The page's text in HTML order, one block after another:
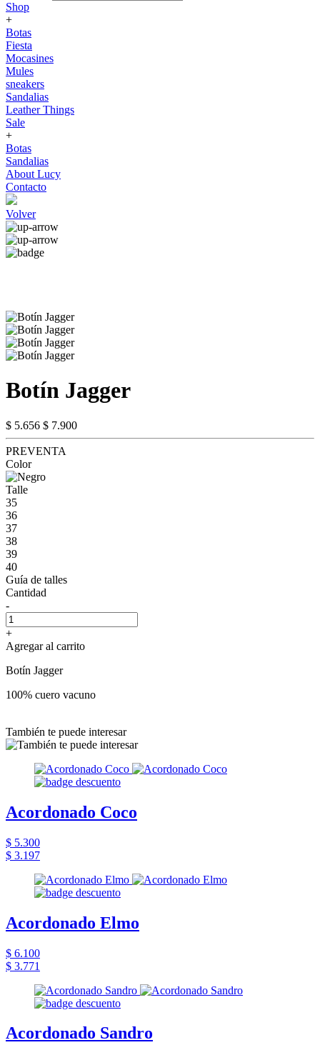
Shop
+
Botas
Fiesta
Mocasines
Mules
sneakers
Sandalias
Leather Things
Sale
+
Botas
Sandalias
About Lucy
Contacto
Volver
Botín Jagger
$ 5.656 $ 7.900
PREVENTA
Color
Talle
35
36
37
38
39
40
Guía de talles
Cantidad
-
+
Agregar al carrito
Botín Jagger
100% cuero vacuno
También te puede interesar
Acordonado Coco
$ 5.300
$ 3.197
Acordonado Elmo
$ 6.100
$ 3.771
Acordonado Sandro